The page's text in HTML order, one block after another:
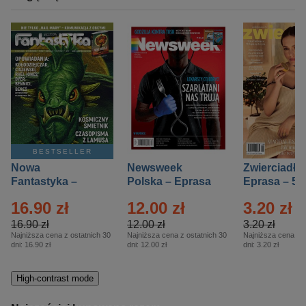
BESTSELLER
Nowa
Fantastyka –
16.90 zł
16.90 zł
Najniższa cena z ostatnich 30
dni: 16.90 zł
Newsweek
Polska – Eprasa
12.00 zł
12.00 zł
Najniższa cena z ostatnich 30
dni: 12.00 zł
Zwierciadło
Eprasa – 5/
3.20 zł
3.20 zł
Najniższa cena z
dni: 3.20 zł
High-contrast mode